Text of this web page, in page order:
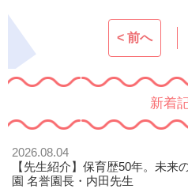
< 前へ
新着
2026.08.04
【先生紹介】保育歴50年。未来
園 名誉園長・内田先生